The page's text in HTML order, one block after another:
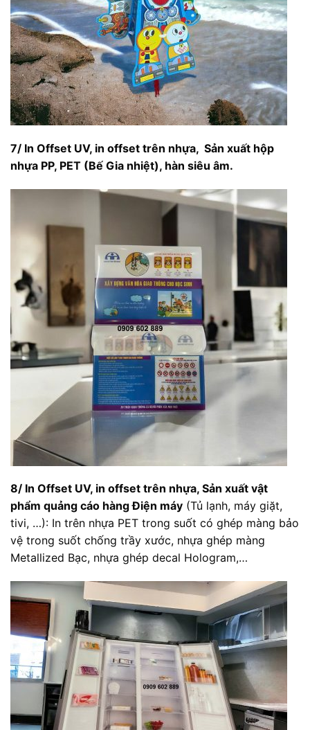
7/ In Offset UV, in offset trên nhựa, Sản xuất hộp
nhựa PP, PET (Bế Gia nhiệt), hàn siêu âm.
8/ In Offset UV, in offset trên nhựa, Sản xuất vật
phẩm quảng cáo hàng Điện máy (Tủ lạnh, máy giặt,
tivi, …): In trên nhựa PET trong suốt có ghép màng bảo
vệ trong suốt chống trầy xước, nhựa ghép màng
Metallized Bạc, nhựa ghép decal Hologram,…